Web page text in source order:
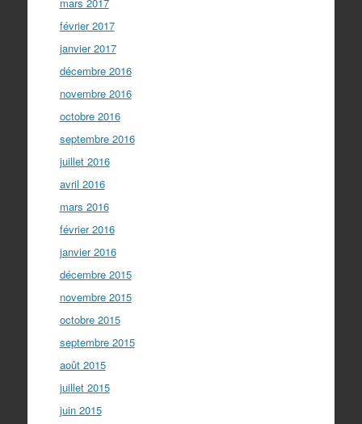
février 2017
janvier 2017
décembre 2016
novembre 2016
octobre 2016
septembre 2016
juillet 2016
avril 2016
mars 2016
février 2016
janvier 2016
décembre 2015
novembre 2015
octobre 2015
septembre 2015
août 2015
juillet 2015
juin 2015